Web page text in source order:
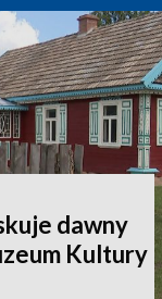
dawny
Kultury